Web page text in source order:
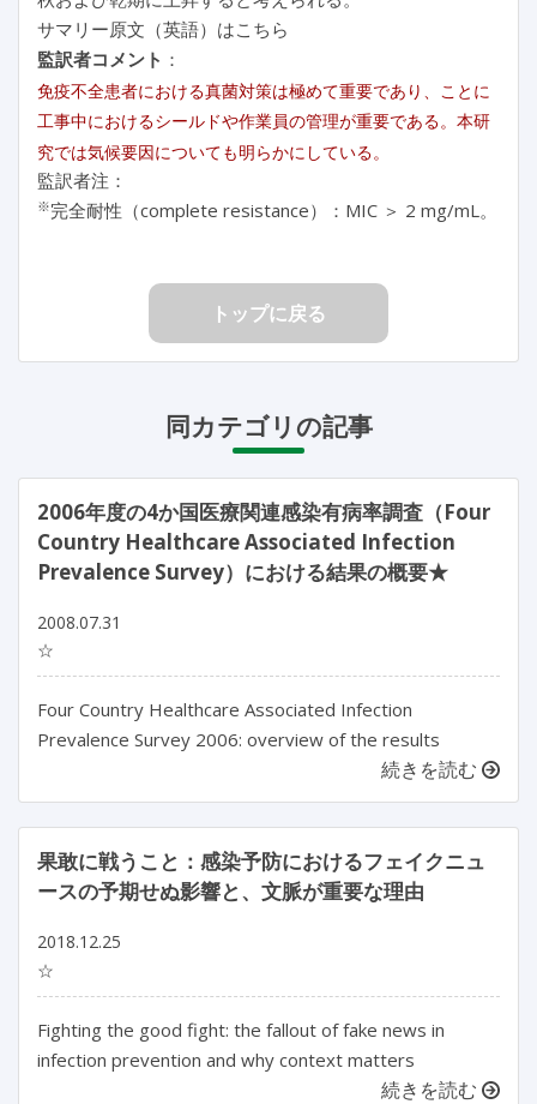
サマリー原文（英語）はこちら
監訳者コメント ：
免疫不全患者における真菌対策は極めて重要であり、ことに
工事中におけるシールドや作業員の管理が重要である。本研
究では気候要因についても明らかにしている。
監訳者注：
※完全耐性（complete resistance）：MIC ＞ 2 mg/mL。
トップに戻る
同カテゴリの記事
2006年度の4か国医療関連感染有病率調査（Four
Country Healthcare Associated Infection
Prevalence Survey）における結果の概要★
2008.07.31
☆
Four Country Healthcare Associated Infection
Prevalence Survey 2006: overview of the results
続きを読む
果敢に戦うこと：感染予防におけるフェイクニュ
ースの予期せぬ影響と、文脈が重要な理由
2018.12.25
☆
Fighting the good fight: the fallout of fake news in
infection prevention and why context matters
続きを読む